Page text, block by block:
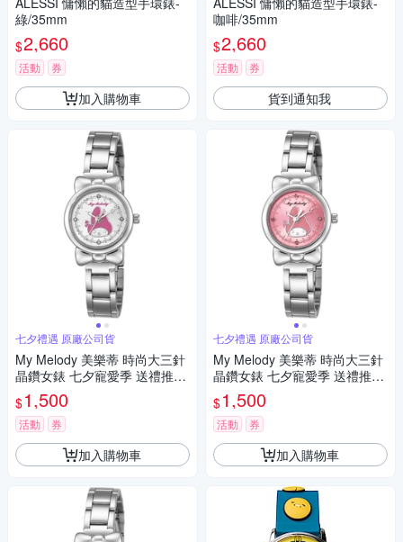
綠/35mm
$2,660
活動 券
加入購物車
七夕禮遇 原廠公司貨
My Melody 美樂蒂 時尚大三針
晶鑽女錶 七夕寵愛季 送禮推
薦-銀/27mm LK697LWCI-P
$1,500
活動 券
加入購物車
咖啡/35mm
$2,660
活動 券
貨到通知我
七夕禮遇 原廠公司貨
My Melody 美樂蒂 時尚大三針
晶鑽女錶 七夕寵愛季 送禮推
薦-銀x桃粉/27mm LK697LWPI
$1,500
活動 券
加入購物車